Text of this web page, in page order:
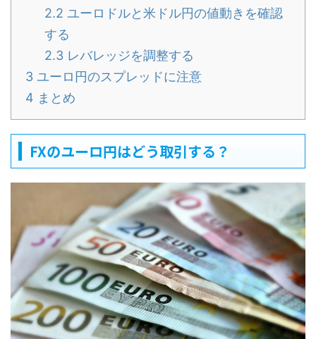
2.2 ユーロドルと米ドル円の値動きを確認
する
2.3 レバレッジを調整する
3 ユーロ円のスプレッドに注意
4 まとめ
FXのユーロ円はどう取引する？